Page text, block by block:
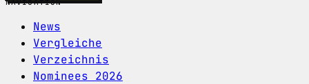
NAVIGATION
News
Vergleiche
Verzeichnis
Nominees 2026